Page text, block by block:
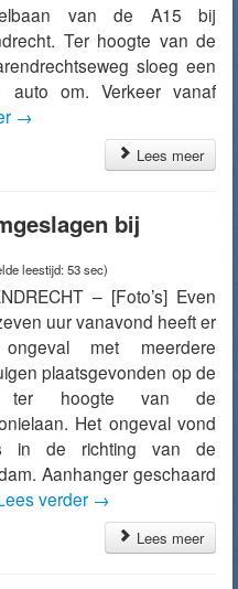
van de A15 bij
Ter hoogte van de
sloeg een
auto om. Verkeer vanaf
→
Lees meer
bij
leestijd: 53 sec)
– [Foto’s] Even
uur vanavond heeft er
met meerdere
plaatsgevonden op de
ter hoogte van de
Het ongeval vond
in de richting van de
Aanhanger geschaard
verder →
Lees meer